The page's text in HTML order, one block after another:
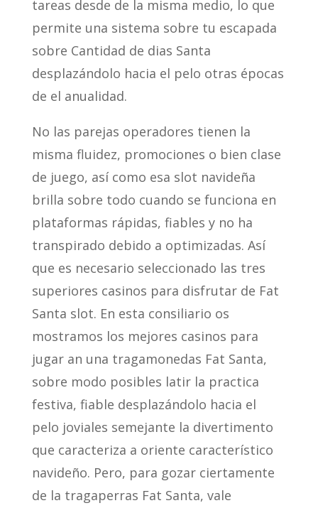
tareas desde de la misma medio, lo que
permite una sistema sobre tu escapada
sobre Cantidad de dias Santa
desplazándolo hacia el pelo otras épocas
de el anualidad.
No las parejas operadores tienen la
misma fluidez, promociones o bien clase
de juego, así­ como esa slot navideña
brilla sobre todo cuando se funciona en
plataformas rápidas, fiables y no ha
transpirado debido a optimizadas. Así
que es necesario seleccionado las tres
superiores casinos para disfrutar de Fat
Santa slot. En esta consiliario os
mostramos los mejores casinos para
jugar an una tragamonedas Fat Santa,
sobre modo posibles latir la practica
festiva, fiable desplazándolo hacia el
pelo joviales semejante la divertimento
que caracteriza a oriente característico
navideño. Pero, para gozar ciertamente
de la tragaperras Fat Santa, vale